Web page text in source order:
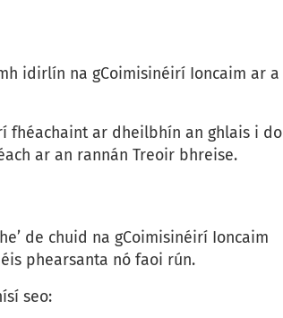
idirlín na gCoimisinéirí Ioncaim ar a
fhéachaint ar dheilbhín an ghlais i do
ar an rannán Treoir bhreise.
de chuid na gCoimisinéirí Ioncaim
phearsanta nó faoi rún.
seo: